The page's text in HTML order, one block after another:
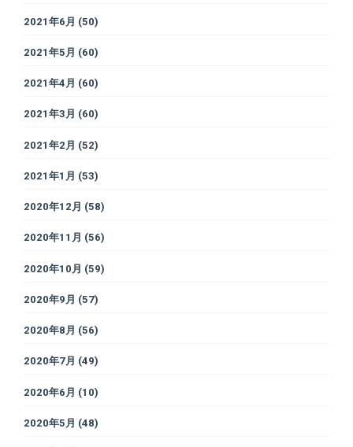
2021年6月 (50)
2021年5月 (60)
2021年4月 (60)
2021年3月 (60)
2021年2月 (52)
2021年1月 (53)
2020年12月 (58)
2020年11月 (56)
2020年10月 (59)
2020年9月 (57)
2020年8月 (56)
2020年7月 (49)
2020年6月 (10)
2020年5月 (48)